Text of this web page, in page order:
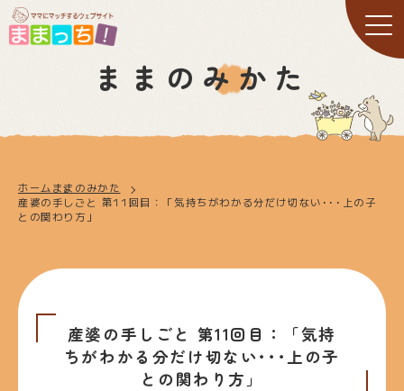
ままのみかた
ホーム ままのみかた
産婆の手しごと 第11回目：「気持ちがわかる分だけ切ない･･･上の子
との関わり方」
産婆の手しごと 第11回目：「気持
ちがわかる分だけ切ない･･･上の子
との関わり方」